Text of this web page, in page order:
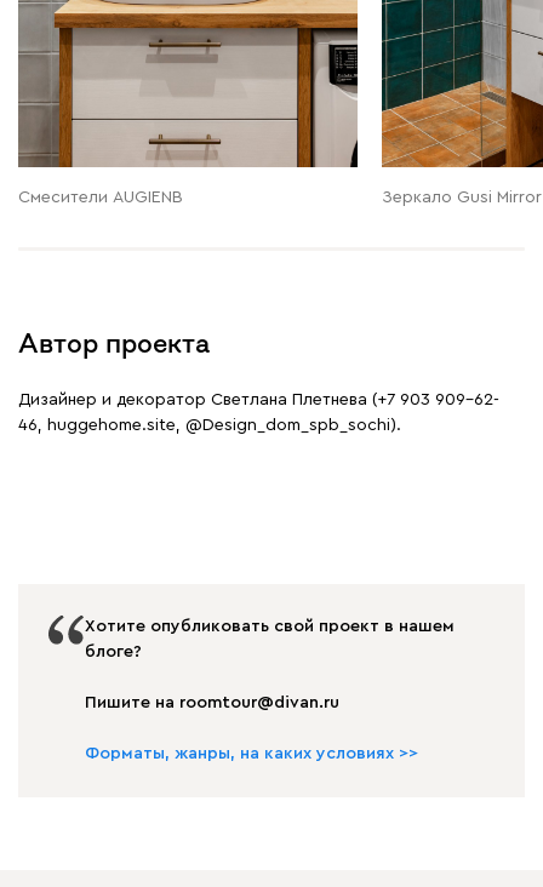
Смесители AUGIENB Зеркало Gusi Mirror
Автор проекта
Дизайнер и декоратор Светлана Плетнева (+7 903 909-62-
46, huggehome.site, @Design_dom_spb_sochi).
Хотите опубликовать свой проект в нашем
блоге?
Пишите на roomtour@divan.ru
Форматы, жанры, на каких условиях >>